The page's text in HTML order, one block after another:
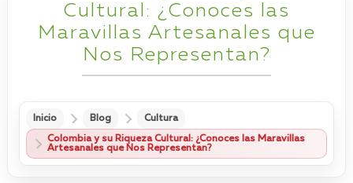
Cultural: ¿Conoces las
Maravillas Artesanales que
Nos Representan?
Inicio Blog Cultura
Colombia y su Riqueza Cultural: ¿Conoces las Maravillas
Artesanales que Nos Representan?